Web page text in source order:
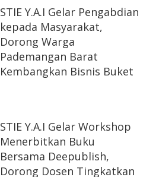
STIE Y.A.I Gelar Pengabdian
kepada Masyarakat,
Dorong Warga
Pademangan Barat
Kembangkan Bisnis Buket
STIE Y.A.I Gelar Workshop
Menerbitkan Buku
Bersama Deepublish,
Dorong Dosen Tingkatkan